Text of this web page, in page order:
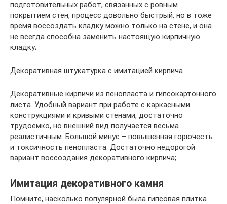
подготовительных работ, связанных с ровным
покрытием стен, процесс довольно быстрый, но в тоже
время воссоздать кладку можно только на стене, и она
не всегда способна заменить настоящую кирпичную
кладку;
Декоративная штукатурка с имитацией кирпича
Декоративные кирпичи из пенопласта и гипсокартонного
листа. Удобный вариант при работе с каркасными
конструкциями и кривыми стенами, достаточно
трудоемко, но внешний вид получается весьма
реалистичным. Большой минус – повышенная горючесть
и токсичность пенопласта. Достаточно недорогой
вариант воссоздания декоративного кирпича;
Имитация декоративного камня
Помните, насколько популярной была гипсовая плитка